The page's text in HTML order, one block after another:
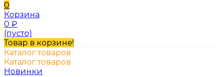
0
Корзина
0 ₽
(пусто)
Товар в корзине!
Каталог товаров
Каталог товаров
Новинки